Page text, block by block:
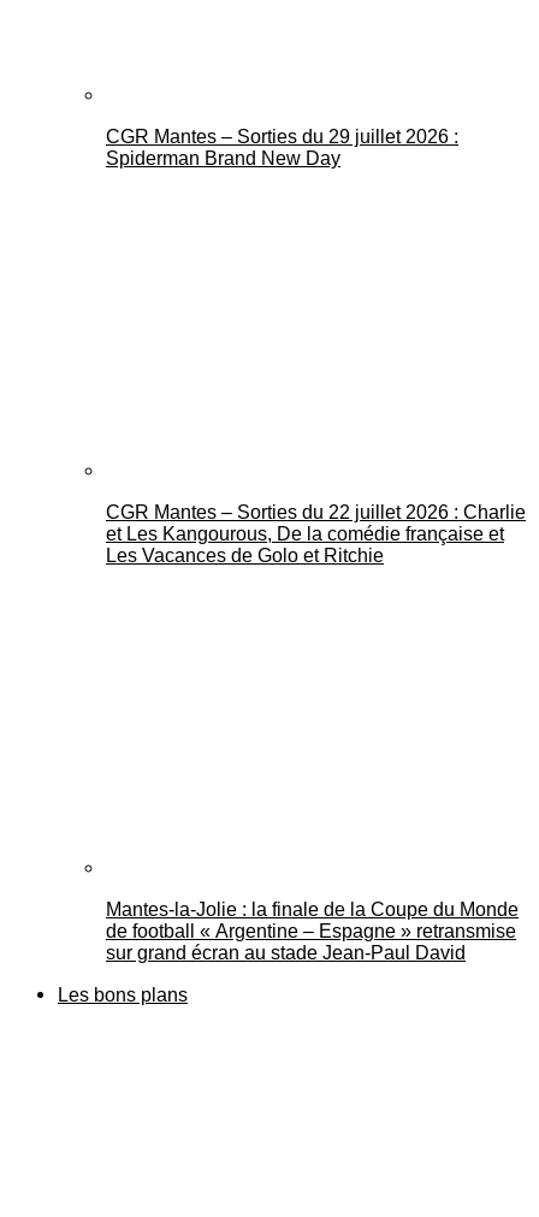
CGR Mantes – Sorties du 29 juillet 2026 :
Spiderman Brand New Day
CGR Mantes – Sorties du 22 juillet 2026 : Charlie
et Les Kangourous, De la comédie française et
Les Vacances de Golo et Ritchie
Mantes-la-Jolie : la finale de la Coupe du Monde
de football « Argentine – Espagne » retransmise
sur grand écran au stade Jean-Paul David
Les bons plans